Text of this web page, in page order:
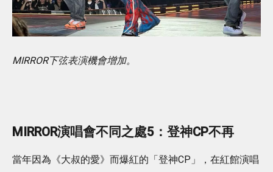
MIRROR下弦表演機會增加。
MIRROR演唱會不同之處5：登神CP不再
當年因為《大叔的愛》而爆紅的「登神CP」，在紅館演唱